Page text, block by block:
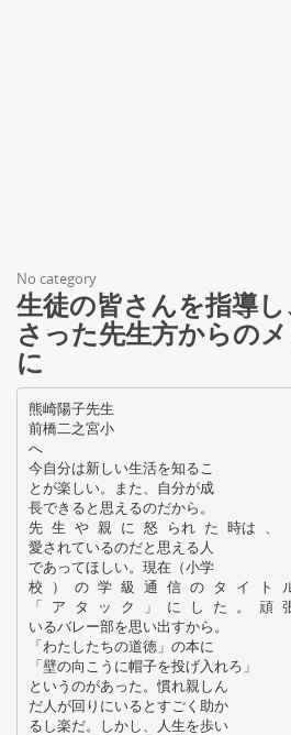
No category
生徒の皆さんを指導
さった先生方からの
に
熊崎陽子先生
前橋二之宮小
へ
今自分は新しい生活を知るこ
とが楽しい。また、自分が成
長できると思えるのだから。
先 生 や 親 に 怒 られ た 時は 、
愛されているのだと思える人
であってほしい。現在（小学
校 ） の 学 級 通 信 の タ イ ト ル
「 ア タ ッ ク 」 に し た 。 頑
いるバレー部を思い出すから。
「わたしたちの道徳」の本に
「壁の向こうに帽子を投げ入れろ」
というのがあった。慣れ親しん
だ人が回りにいるとすごく助か
るし楽だ。しかし、人生を歩い